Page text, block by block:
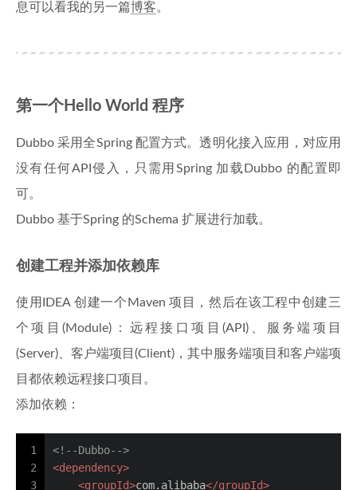
息可以看我的另一篇博客。
第一个Hello World 程序
Dubbo 采用全Spring 配置方式。透明化接入应用，对应用
没有任何API侵入，只需用Spring 加载Dubbo 的配置即
可。
Dubbo 基于Spring 的Schema 扩展进行加载。
创建工程并添加依赖库
使用IDEA 创建一个Maven 项目，然后在该工程中创建三
个项目(Module)：远程接口项目(API)、服务端项目
(Server)、客户端项目(Client)，其中服务端项目和客户端项
目都依赖远程接口项目。
添加依赖：
1
2
3
<!--Dubbo-->
<dependency>
<groupId>com.alibaba</groupId>